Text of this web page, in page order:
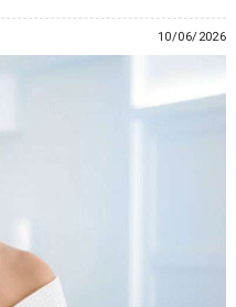
10/06/2026